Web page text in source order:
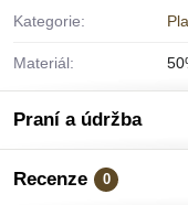
Kategorie:
Materiál:
Praní a údržba
Recenze 0